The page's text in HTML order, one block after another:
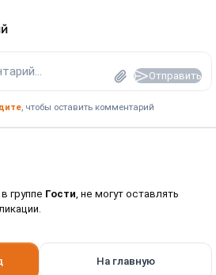
Отправить
, чтобы оставить комментарий
группе Гости , не могут оставлять
На главную